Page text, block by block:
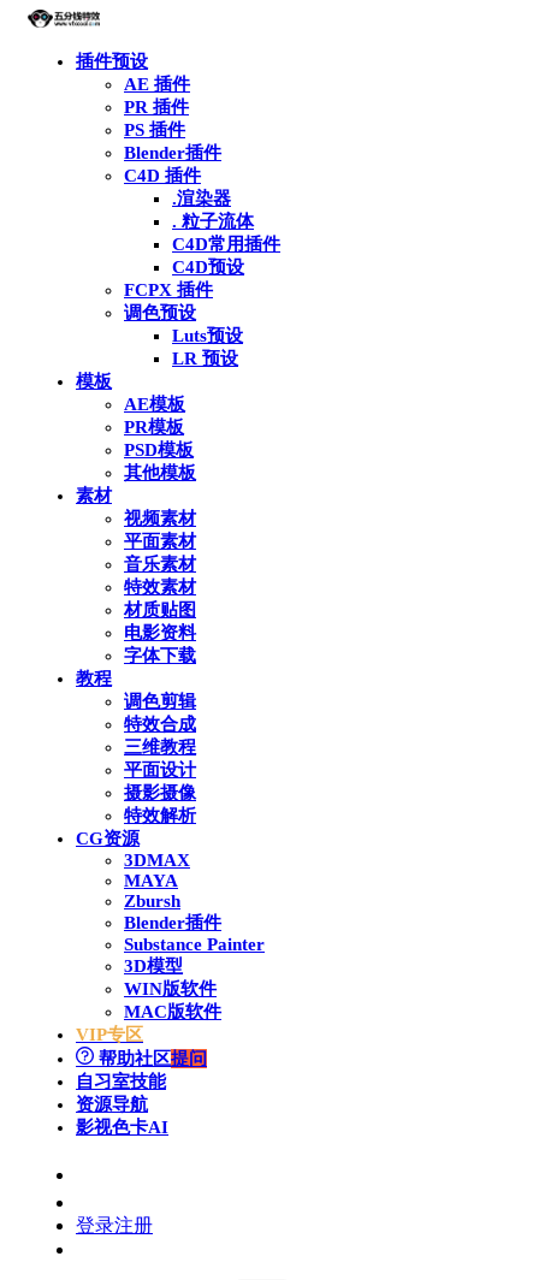
插件预设
AE 插件
PR 插件
PS 插件
Blender插件
C4D 插件
.渲染器
. 粒子流体
C4D常用插件
C4D预设
FCPX 插件
调色预设
Luts预设
LR 预设
模板
AE模板
PR模板
PSD模板
其他模板
素材
视频素材
平面素材
音乐素材
特效素材
材质贴图
电影资料
字体下载
教程
调色剪辑
特效合成
三维教程
平面设计
摄影摄像
特效解析
CG资源
3DMAX
MAYA
Zbursh
Blender插件
Substance Painter
3D模型
WIN版软件
MAC版软件
VIP专区
帮助社区提问
自习室技能
资源导航
影视色卡AI
登录注册